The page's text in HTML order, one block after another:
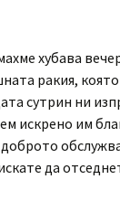
хубава
ракия,
сутрин ни
искрено им
да